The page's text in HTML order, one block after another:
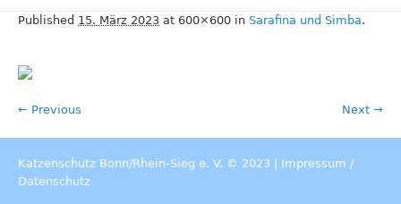
Published 15. März 2023 at 600×600 in Sarafina und Simba.
← Previous Next →
Katzenschutz Bonn/Rhein-Sieg e. V. © 2023 | Impressum /
Datenschutz